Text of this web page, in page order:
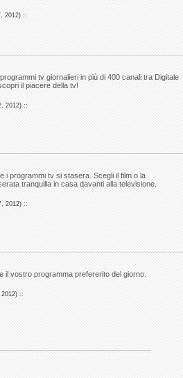
2012) ::
tv giornalieri in più di 400 canali tra Digitale
il piacere della tv!
2012) ::
i programmi tv si stasera. Scegli il film o la
tranquilla in casa davanti alla televisione.
2012) ::
il vostro programma prefererito del giorno.
::